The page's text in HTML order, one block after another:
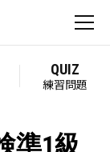
QUIZ
練習問題
準1級